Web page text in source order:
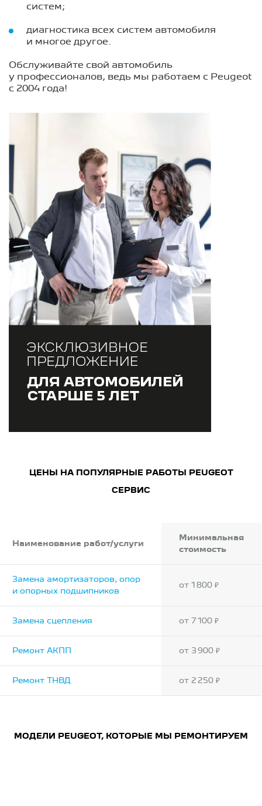
систем;
диагностика всех систем автомобиля
и многое другое.
Обслуживайте свой автомобиль
у профессионалов, ведь мы работаем с Peugeot
с 2004 года!
ЦЕНЫ НА ПОПУЛЯРНЫЕ РАБОТЫ PEUGEOT
СЕРВИС
Наименование работ/услуги
Минимальная
стоимость
Замена амортизаторов, опор
и опорных подшипников
от 1 800 ₽
Замена сцепления от 7 100 ₽
Ремонт АКПП от 3 900 ₽
Ремонт ТНВД от 2 250 ₽
МОДЕЛИ PEUGEOT, КОТОРЫЕ МЫ РЕМОНТИРУЕМ